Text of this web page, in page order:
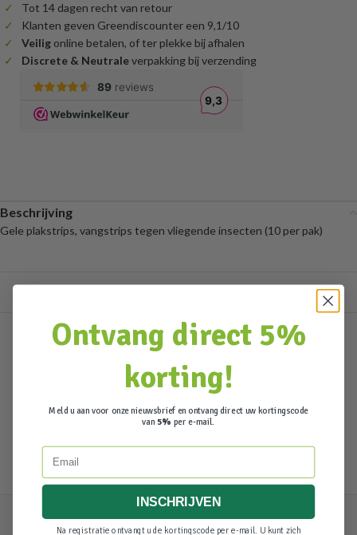
Tot 14 dagen recht van retour
Klanten geven Greendiscounter een 9,1/10
Veilig online betalen, of ter plekke bij afhalen
Discrete & Neutraleverpakking bij verzending
Beschrijving
Gele plakstrips, vangstrips tegen vliegende insecten (10 per pak)
Ontvang direct 5%
korting!
Meld u aan voor onze nieuwsbrief en ontvang direct uw kortingscode
van 5% per e-mail.
Email
INSCHRIJVEN
Na registratie ontvangt u de kortingscode per e-mail. U kunt zich